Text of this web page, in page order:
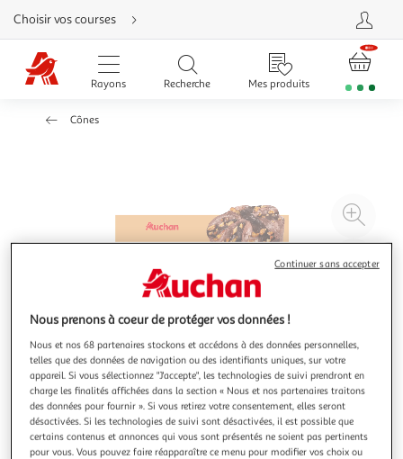
Aller
directement
au
contenu
Aller
directement
Aller
Choisir vos courses
Rayons Recherche Mes produits
Cônes
à
Illustration
précédente
Illustration
suivante
Nous prenons à coeur de protéger vos données !
Nous et nos 68 partenaires stockons et accédons à des données personnelles,
telles que des données de navigation ou des identifiants uniques, sur votre
appareil. Si vous sélectionnez "J'accepte", les technologies de suivi prendront en
charge les finalités affichées dans la section « Nous et nos partenaires traitons
des données pour fournir ». Si vous retirez votre consentement, elles seront
désactivées. Si les technologies de suivi sont désactivées, il est possible que
certains contenus et annonces qui vous sont présentés ne soient pas pertinents
pour vous. Vous pouvez faire réapparaître ce menu pour modifier vos choix ou
Continuer sans accepter